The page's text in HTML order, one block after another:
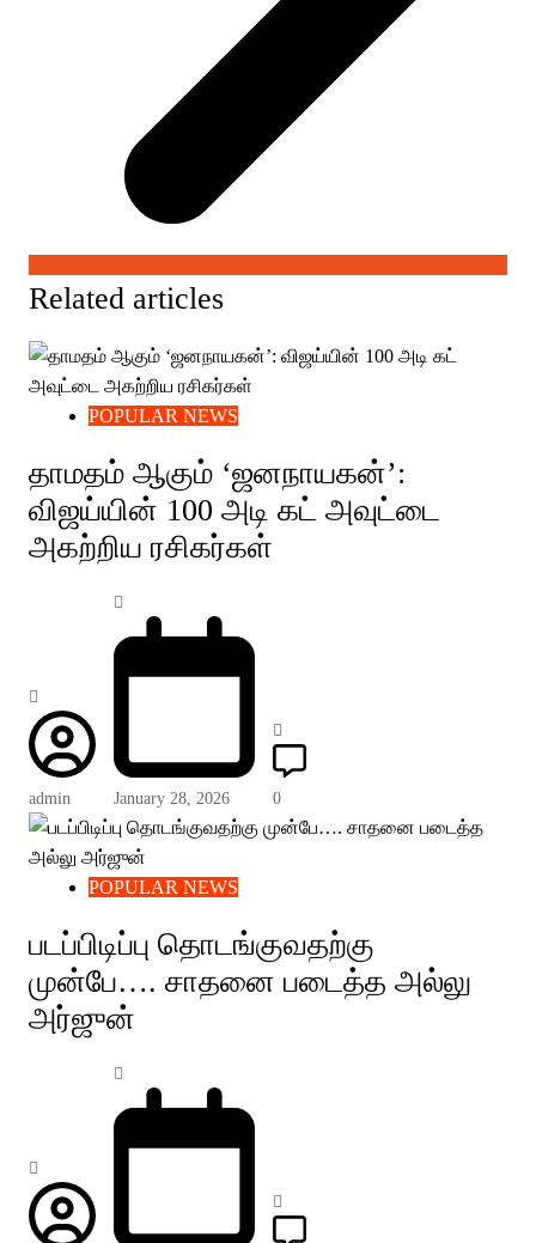
Related articles
POPULAR NEWS
தாமதம் ஆகும் ‘ஜனநாயகன்’:
விஜய்யின் 100 அடி கட் அவுட்டை
அகற்றிய ரசிகர்கள்
admin January 28, 2026 0
POPULAR NEWS
படப்பிடிப்பு தொடங்குவதற்கு
முன்பே…. சாதனை படைத்த அல்லு
அர்ஜுன்